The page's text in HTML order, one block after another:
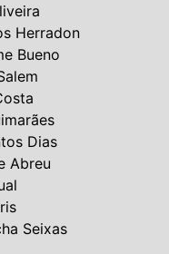
Herradon
Bueno
Dias
Abreu
Seixas